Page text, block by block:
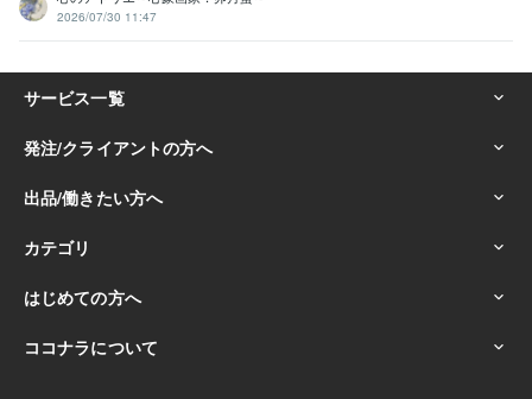
2026/07/30 11:47